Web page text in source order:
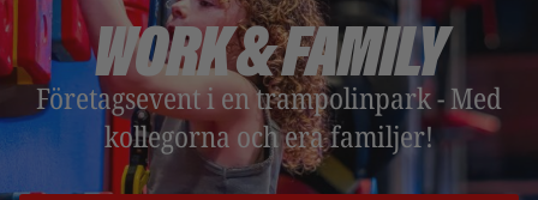
WORK & FAMILY
Företagsevent i en trampolinpark - Med
kollegorna och era familjer!